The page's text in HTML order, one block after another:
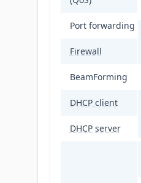
Port forwarding
Firewall
BeamForming
DHCP client
DHCP server